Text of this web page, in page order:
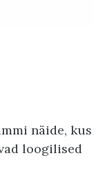
näide, kus
loogilised